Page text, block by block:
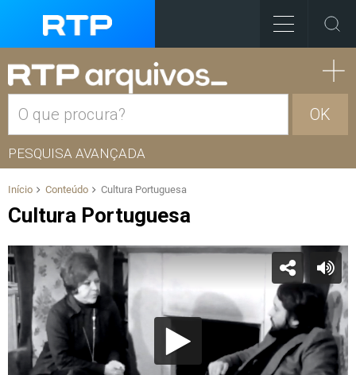
OK
PESQUISA AVANÇADA
Início Conteúdo Cultura Portuguesa
Cultura Portuguesa